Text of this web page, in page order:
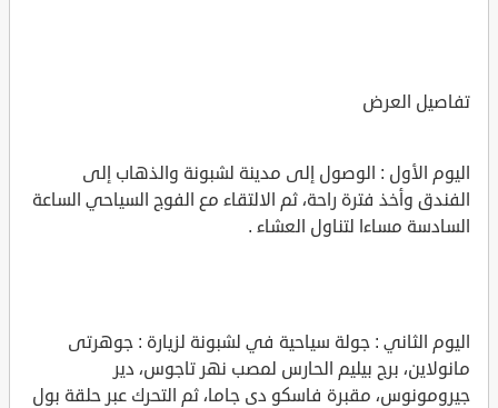
تفاصيل العرض
اليوم الأول : الوصول إلى مدينة لشبونة والذهاب إلى
الفندق وأخذ فترة راحة، ثم الالتقاء مع الفوج السياحي الساعة
السادسة مساءا لتناول العشاء .
اليوم الثاني : جولة سياحية في لشبونة لزيارة : جوهرتى
مانولاين، برج بيليم الحارس لمصب نهر تاجوس، دير
جيرومونوس، مقبرة فاسكو دى جاما، ثم التحرك عبر حلقة بول